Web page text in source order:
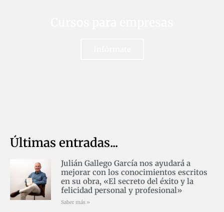
Últimas entradas...
Julián Gallego García nos ayudará a
mejorar con los conocimientos escritos
en su obra, «El secreto del éxito y la
felicidad personal y profesional»
Saber más »